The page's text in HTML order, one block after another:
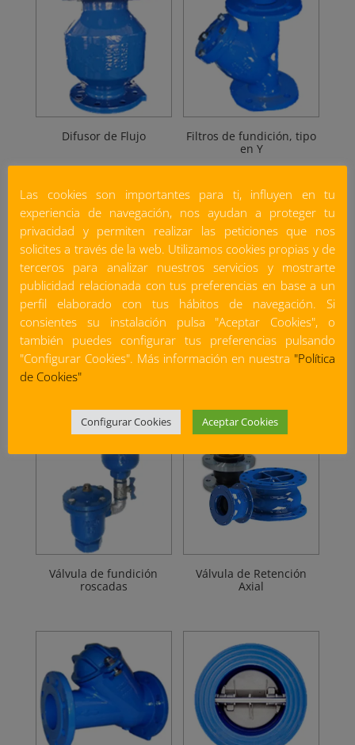
Difusor de Flujo
Filtros de fundición, tipo
en Y
Válvula Compacta para
aguas limpias, flotador
Válvula de Aguas
Residuales PN16
Válvula de fundición
roscadas
Válvula de Retención
Axial
Las cookies son importantes para ti, influyen en tu
experiencia de navegación, nos ayudan a proteger tu
privacidad y permiten realizar las peticiones que nos
solicites a través de la web. Utilizamos cookies propias y de
terceros para analizar nuestros servicios y mostrarte
publicidad relacionada con tus preferencias en base a un
perfil elaborado con tus hábitos de navegación. Si
consientes su instalación pulsa "Aceptar Cookies", o
también puedes configurar tus preferencias pulsando
"Configurar Cookies". Más información en nuestra "Política
de Cookies"
Configurar Cookies Aceptar Cookies